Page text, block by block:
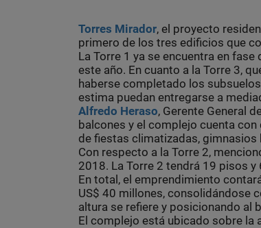
Torres Mirador, el proyecto
primero de los tres edificios que
La Torre 1 ya se encuentra en
este año. En cuanto a la Torre 3,
haberse completado los
estima puedan entregarse a
Alfredo Heraso, Gerente General
balcones y el complejo cuenta
de fiestas climatizadas,
Con respecto a la Torre 2,
2018. La Torre 2 tendrá 19 pisos
En total, el emprendimiento
US$ 40 millones, consolidándose
altura se refiere y posicionando al
El complejo está ubicado sobre la